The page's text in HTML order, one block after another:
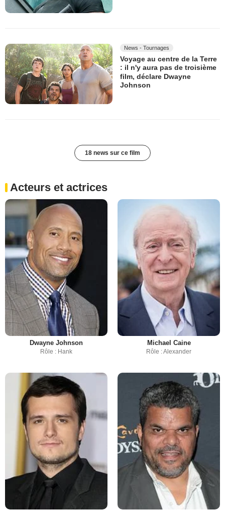
News - Tournages
Voyage au centre de la Terre
: il n'y aura pas de troisième
film, déclare Dwayne
Johnson
18 news sur ce film
Acteurs et actrices
Dwayne Johnson
Rôle : Hank
Michael Caine
Rôle : Alexander